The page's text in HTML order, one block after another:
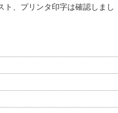
ト、プリンタ印字は確認しまし